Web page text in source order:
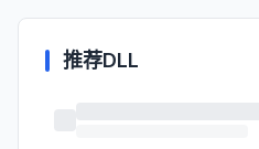
推荐DLL